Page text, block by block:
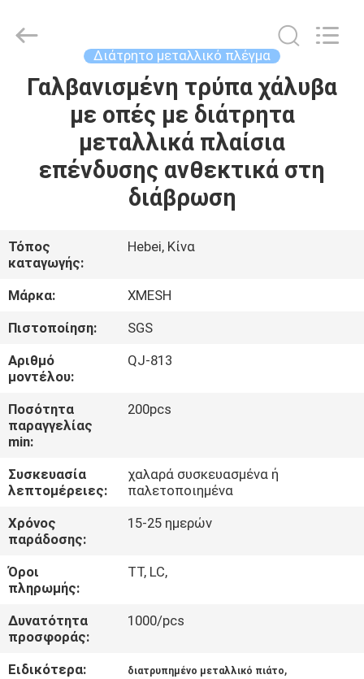
ΣΠΊΤΙ
ΠΡΟΪΌΝΤΑ
ΓΎΡΟΣ
ΕΡΓΟΣΤΑΣΊΩΝ
ΠΟΙΟΤΙΚΌΣ
ΈΛΕΓΧΟΣ
ΜΑΣ
ΣΕ
ΕΠΑΦΉ
ΜΕ
ΖΗΤΉΣΤΕ
ΈΝΑ
ΑΠΌΣΠΑΣΜΑ
MFG
Διάτρητο μεταλλικό πλέγμα
Γαλβανισμένη τρύπα χάλυβα
με οπές με διάτρητα
μεταλλικά πλαίσια
επένδυσης ανθεκτικά στη
διάβρωση
Τόπος
καταγωγής:
Hebei, Κίνα
Μάρκα:
XMESH
Πιστοποίηση:
SGS
Αριθμό
μοντέλου:
QJ-813
Ποσότητα
παραγγελίας
min:
200pcs
Συσκευασία
λεπτομέρειες:
χαλαρά συσκευασμένα ή
παλετοποιημένα
Χρόνος
παράδοσης:
15-25 ημερών
Όροι
πληρωμής:
TT, LC,
Δυνατότητα
προσφοράς:
1000/pcs
Ειδικότερα: διατρυπημένο μεταλλικό πιάτο,